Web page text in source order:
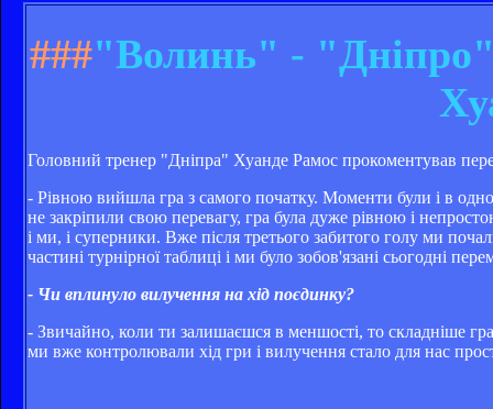
###"Волинь" - "Дніпро"
Головний тренер "Дніпра" Хуанде Рамос прокоментував
- Рівною вийшла гра з самого початку. Моменти були і в
не закріпили свою перевагу, гра була дуже рівною і
і ми, і суперники. Вже після третього забитого голу ми
частині турнірної таблиці і ми було зобов'язані сьогодні
- Чи вплинуло вилучення на хід поєдинку?
- Звичайно, коли ти залишаєшся в меншості, то складніше
ми вже контролювали хід гри і вилучення стало для нас